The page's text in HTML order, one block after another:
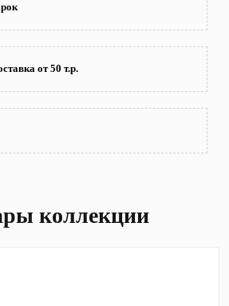
от 50 т.р.
коллекции